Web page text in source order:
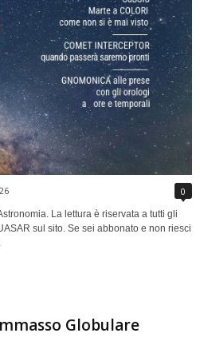
0
La lettura è riservata a tutti gli
sul sito. Se sei abbonato e non riesci
Globulare